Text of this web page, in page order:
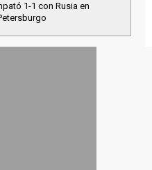
1-1 con Rusia en